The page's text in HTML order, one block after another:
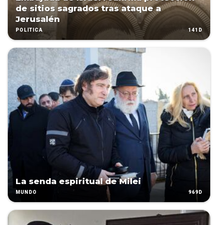
de sitios sagrados tras ataque a
Jerusalén
POLÍTICA 141D
La senda espiritual de Milei
MUNDO 969D